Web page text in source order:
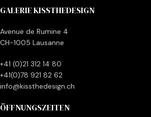
GALERIE KISSTHEDESIGN
Avenue de Rumine 4
CH-1005 Lausanne
+41 (0)21 312 14 80
+41(0)78 921 82 62
info@kissthedesign.ch
ÖFFNUNGSZEITEN